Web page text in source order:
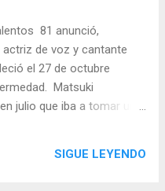
81 anunció,
de voz y cantante
el 27 de octubre
Matsuki
julio que iba a tomar un
que tenía
SIGUE LEYENDO